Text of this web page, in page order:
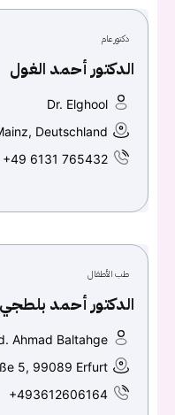
كلمه السرهل نسيت كلمة
account?
دكتور عام
الدكتور أحمد الغول
Dr. Elghool
Deutschland
+49 6131 765432
طب الأطفال
الدكتور أحمد بلطجي
Ahmad Baltahge
5, 99089 Erfurt
+493612606164